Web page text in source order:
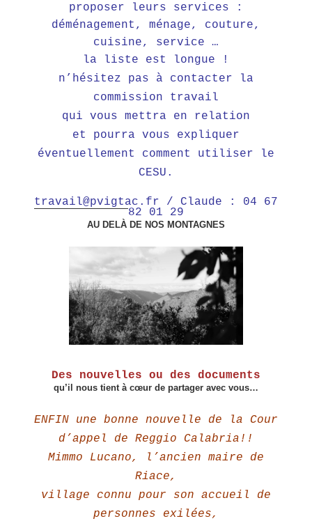
proposer leurs services :
déménagement, ménage, couture,
cuisine, service …
la liste est longue !
n’hésitez pas à contacter la
commission travail
qui vous mettra en relation
et pourra vous expliquer
éventuellement comment utiliser le
CESU.
travail@pvigtac.fr / Claude : 04 67
82 01 29
AU DELÀ DE NOS MONTAGNES
Des nouvelles ou des documents
qu’il nous tient à cœur de partager avec vous…
ENFIN une bonne nouvelle de la Cour
d’appel de Reggio Calabria!!
Mimmo Lucano, l’ancien maire de
Riace,
village connu pour son accueil de
personnes exilées,